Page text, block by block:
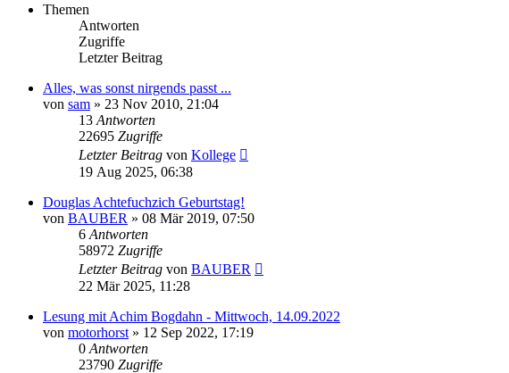
Themen
Antworten
Zugriffe
Letzter Beitrag
Alles, was sonst nirgends passt ...
von sam » 23 Nov 2010, 21:04
13 Antworten
22695 Zugriffe
Letzter Beitrag von Kollege
19 Aug 2025, 06:38
Douglas Achtefuchzich Geburtstag!
von BAUBER » 08 Mär 2019, 07:50
6 Antworten
58972 Zugriffe
Letzter Beitrag von BAUBER
22 Mär 2025, 11:28
Lesung mit Achim Bogdahn - Mittwoch, 14.09.2022
von motorhorst » 12 Sep 2022, 17:19
0 Antworten
23790 Zugriffe